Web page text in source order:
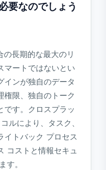
要なのでしょう
長期的な最大のリ
マートではないとい
インが独自のデータ
権限、独自のトーク
です。クロスプラッ
ルにより、タスク、
イトバック プロセス
コストと情報セキュ
す。